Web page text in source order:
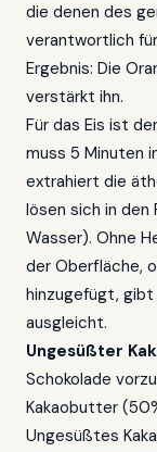
die denen des
verantwortlich
Ergebnis: Die
verstärkt ihn.
Für das Eis ist
muss 5 Minuten
extrahiert die
lösen sich in den
Wasser). Ohne
der Oberfläche,
hinzugefügt, gibt
ausgleicht.
Ungesüßter
Schokolade
Kakaobutter
Ungesüßtes